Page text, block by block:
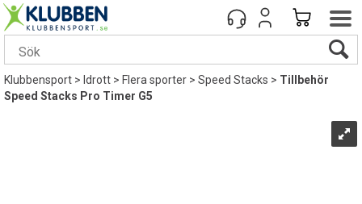
Klubbensport> Idrott>Flera sporter>Speed Stacks>Tillbehör
Speed Stacks Pro Timer G5